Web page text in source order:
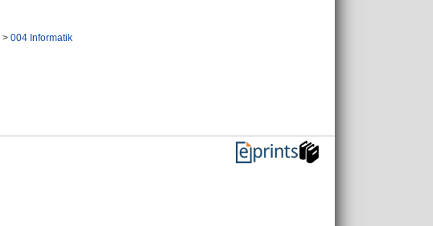
> 004 Informatik